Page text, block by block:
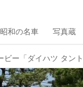
昭和の名車 写真蔵